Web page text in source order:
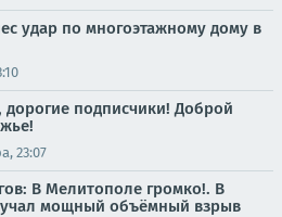
удар по многоэтажному дому в
подписчики! Доброй
23:07
В Мелитополе громко!. В
мощный объёмный взрыв